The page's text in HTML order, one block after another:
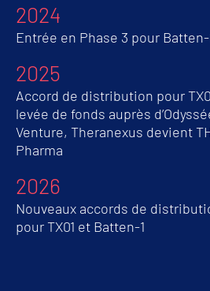
2024
Entrée en Phase 3 pour Batten-
2025
Accord de distribution pour
levée de fonds auprès
Venture, Theranexus devient
Pharma
2026
Nouveaux accords de
pour TX01 et Batten-1